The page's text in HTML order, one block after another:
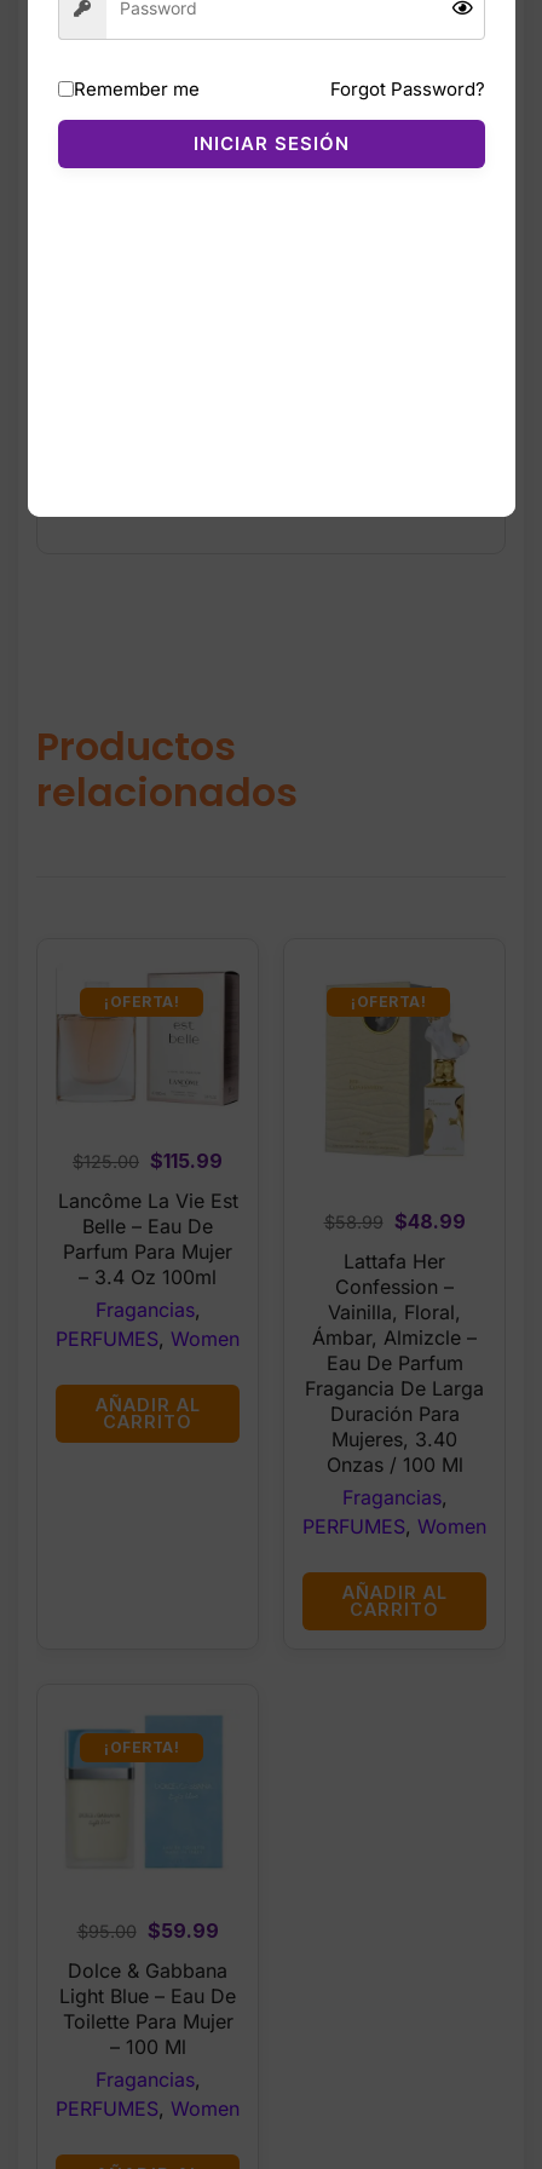
Green Tide / Dynamic Blue Multi de Tommy
Hilfiger combina un estilo clásico con un
rugby en tonos verdes y azules. Fabricada
en algodón regenerativo, ofrece una textura
Productos
relacionados
¡OFERTA!
$125.00 Original
price
was:
$125.00.
$115.99
$115.99.
Lancôme La Vie Est
Belle – Eau De
Parfum Para Mujer
– 3.4 Oz 100ml
Fragancias,
PERFUMES, Women
AÑADIR AL
CARRITO
¡OFERTA!
$58.99
Original
price
was:
$58.99.
$48.99Current
Lattafa Her
Confession –
Vainilla, Floral,
Ámbar, Almizcle –
Eau De Parfum
Fragancia De Larga
Duración Para
Mujeres, 3.40
Onzas / 100 Ml
Fragancias,
PERFUMES, Women
AÑADIR AL
CARRITO
¡OFERTA!
$95.00
Original
price
was:
$95.00.
$59.99Current
is:
$59.99.
Dolce & Gabbana
Light Blue – Eau De
Toilette Para Mujer
– 100 Ml
Fragancias,
PERFUMES, Women
Remember me Forgot Password?
INICIAR SESIÓN